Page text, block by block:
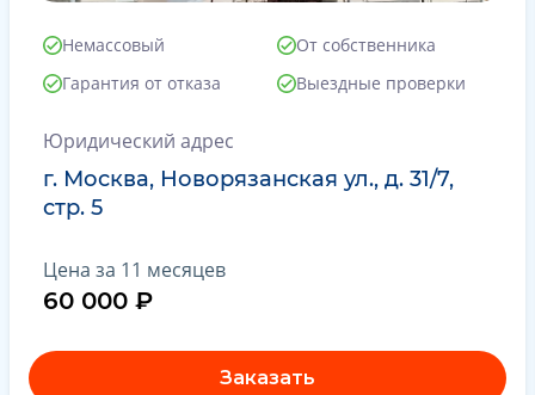
Немассовый
От собственника
Гарантия от отказа
Выездные проверки
Юридический адрес
г. Москва, Новорязанская ул., д. 31/7,
стр. 5
Цена за 11 месяцев
60 000 ₽
Заказать